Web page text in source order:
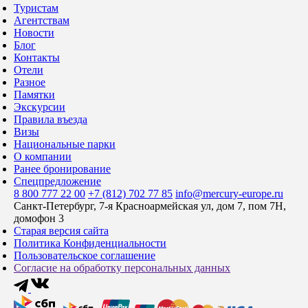
Туристам
Агентствам
Новости
Блог
Контакты
Отели
Разное
Памятки
Экскурсии
Правила въезда
Визы
Национальные парки
О компании
Ранее бронирование
Спецпредложение
8 800 777 22 00 +7 (812) 702 77 85 info@mercury-europe.ru
Санкт-Петербург, 7-я Красноармейская ул, дом 7, пом 7Н,
домофон 3
Старая версия сайта
Политика Конфиденциальности
Пользовательское соглашение
Согласие на обработку персональных данных